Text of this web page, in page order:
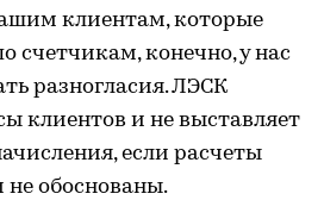
клиентам, которые
счетчикам, конечно, у нас
разногласия. ЛЭСК
клиентов и не выставляет
если расчеты
обоснованы.